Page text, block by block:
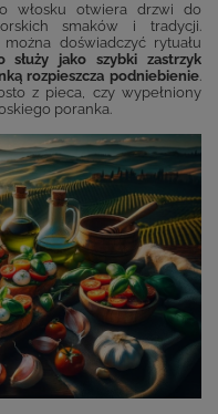
włosku otwiera drzwi do
smaków i tradycji.
doświadczyć rytuału
służy jako szybki zastrzyk
rozpieszcza podniebienie.
z pieca, czy wypełniony
poranka.